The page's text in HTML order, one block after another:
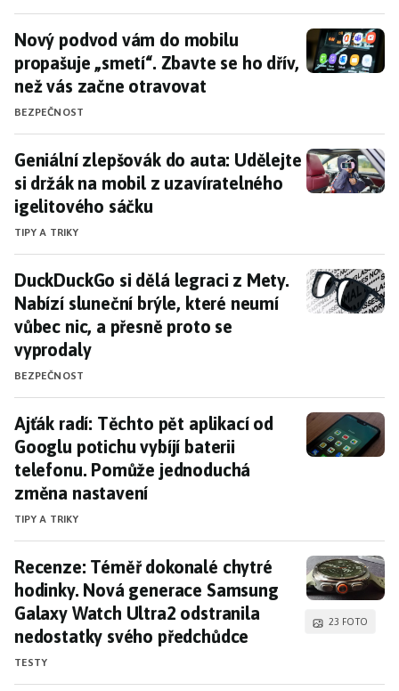
Nový podvod vám do mobilu propašuje
Nový podvod vám do mobilu
propašuje „smetí“. Zbavte se ho dřív,
než vás začne otravovat
BEZPEČNOST
Geniální zlepšovák do auta: Udělejte si držák
Geniální zlepšovák do auta: Udělejte
si držák na mobil z uzavíratelného
igelitového sáčku
TIPY A TRIKY
DuckDuckGo si dělá legraci z Mety. Nabízí
DuckDuckGo si dělá legraci z Mety.
Nabízí sluneční brýle, které neumí
vůbec nic, a přesně proto se
vyprodaly
BEZPEČNOST
Ajťák radí: Těchto pět aplikací od Googlu
Ajťák radí: Těchto pět aplikací od
Googlu potichu vybíjí baterii
telefonu. Pomůže jednoduchá
změna nastavení
TIPY A TRIKY
Recenze: Téměř dokonalé chytré hodinky.
Recenze: Téměř dokonalé chytré
hodinky. Nová generace Samsung
Galaxy Watch Ultra2 odstranila
nedostatky svého předchůdce
TESTY
23 FOTO